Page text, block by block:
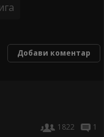
Добави коментар
1822
1